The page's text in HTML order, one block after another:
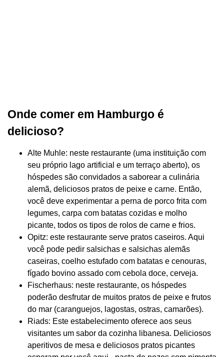
Onde comer em Hamburgo é
delicioso?
Alte Muhle: neste restaurante (uma instituição com
seu próprio lago artificial e um terraço aberto), os
hóspedes são convidados a saborear a culinária
alemã, deliciosos pratos de peixe e carne. Então,
você deve experimentar a perna de porco frita com
legumes, carpa com batatas cozidas e molho
picante, todos os tipos de rolos de carne e frios.
Opitz: este restaurante serve pratos caseiros. Aqui
você pode pedir salsichas e salsichas alemãs
caseiras, coelho estufado com batatas e cenouras,
fígado bovino assado com cebola doce, cerveja.
Fischerhaus: neste restaurante, os hóspedes
poderão desfrutar de muitos pratos de peixe e frutos
do mar (caranguejos, lagostas, ostras, camarões).
Riads: Este estabelecimento oferece aos seus
visitantes um sabor da cozinha libanesa. Deliciosos
aperitivos de mesa e deliciosos pratos picantes